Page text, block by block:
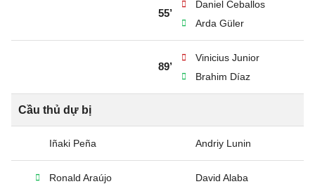
55’
Daniel Ceballos
Arda Güler
89’
Vinicius Junior
Brahim Díaz
Cầu thủ dự bị
Iñaki Peña Andriy Lunin
Ronald Araújo David Alaba